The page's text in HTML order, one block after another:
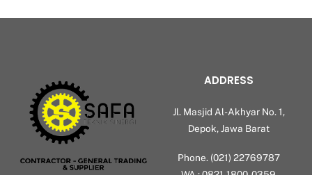
ADDRESS
Jl. Masjid Al-Akhyar No. 1,
Depok, Jawa Barat
Phone. (021) 22769787